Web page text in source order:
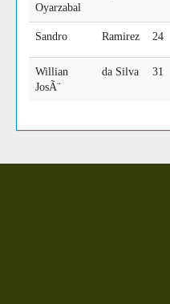
Oyarzabal
Sandro Ramirez 24
Willian
JosÃ¨
da Silva 31